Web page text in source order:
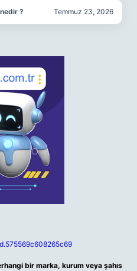
? Temmuz 23, 2026
bir marka, kurum veya şahıs